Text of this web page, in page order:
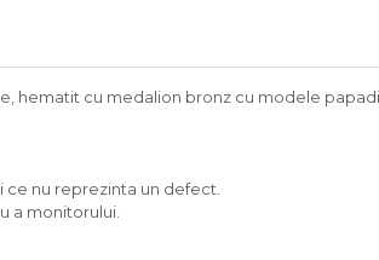
hematit cu medalion bronz cu modele
nu reprezinta un defect.
a monitorului.